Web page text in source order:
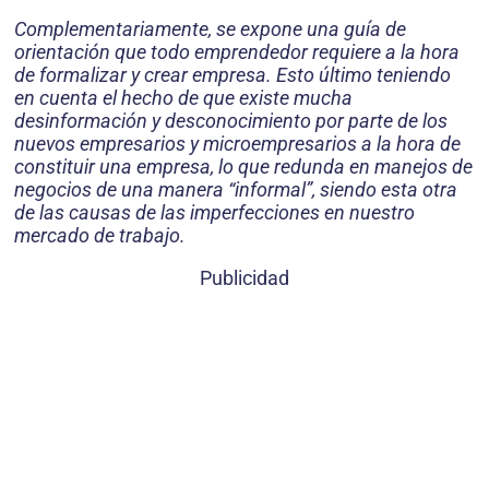
Complementariamente, se expone una guía de
orientación que todo emprendedor requiere a la hora
de formalizar y crear empresa. Esto último teniendo
en cuenta el hecho de que existe mucha
desinformación y desconocimiento por parte de los
nuevos empresarios y microempresarios a la hora de
constituir una empresa, lo que redunda en manejos de
negocios de una manera “informal”, siendo esta otra
de las causas de las imperfecciones en nuestro
mercado de trabajo.
Publicidad